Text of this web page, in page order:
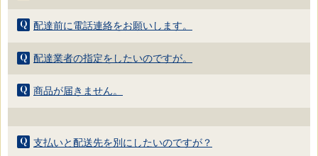
配達前に電話連絡をお願いします。
配達業者の指定をしたいのですが。
商品が届きません。
支払いと配送先を別にしたいのですが？